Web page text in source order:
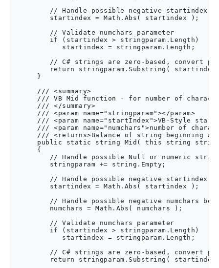
// Handle possible negative startindex
         startindex = Math.Abs( startindex );
         // Validate numchars parameter
         if (startindex > stringparam.Length)
            startindex = stringparam.Length;
// C# strings are zero-based, convert
return stringparam.Substring( startindex
      }
      /// <summary>
/// VB Mid function - for number of
      /// </summary>
      /// <param name="stringparam"></param>
/// <param name="startIndex">VB-Style
/// <param name="numchars">number of
/// <returns>Balance of string beginning
public static string Mid( this string
      {
// Handle possible Null or numeric
         stringparam += string.Empty;
// Handle possible negative startindex
         startindex = Math.Abs( startindex );
// Handle possible negative numchars
         numchars = Math.Abs( numchars );
         // Validate numchars parameter
         if (startindex > stringparam.Length)
            startindex = stringparam.Length;
// C# strings are zero-based, convert
return stringparam.Substring( startindex